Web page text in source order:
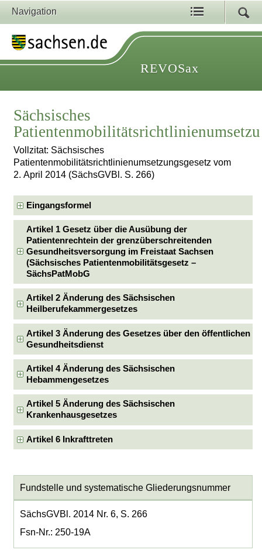
Navigation
REVOSax
Sächsisches
Vollzitat: Sächsisches
Patientenmobilitätsrichtlinienumsetzungsgesetz vom
2. April 2014 (SächsGVBl. S. 266)
Eingangsformel
Artikel 1 Gesetz über die Ausübung der
Patientenrechtein der grenzüberschreitenden
Gesundheitsversorgung im Freistaat Sachsen
(Sächsisches Patientenmobilitätsgesetz –
SächsPatMobG
Artikel 2 Änderung des Sächsischen
Heilberufekammergesetzes
Artikel 3 Änderung des Gesetzes über den öffentlichen
Gesundheitsdienst
Artikel 4 Änderung des Sächsischen
Hebammengesetzes
Artikel 5 Änderung des Sächsischen
Krankenhausgesetzes
Artikel 6 Inkrafttreten
Fundstelle und systematische Gliederungsnummer
SächsGVBl. 2014 Nr. 6, S. 266
Fsn-Nr.: 250-19A